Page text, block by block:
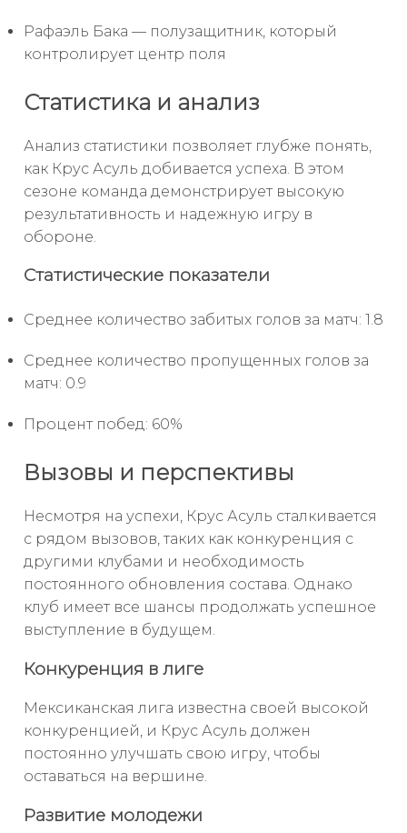
Рафаэль Бака — полузащитник, который
контролирует центр поля
Статистика и анализ
Анализ статистики позволяет глубже понять,
как Крус Асуль добивается успеха. В этом
сезоне команда демонстрирует высокую
результативность и надежную игру в
обороне.
Статистические показатели
Среднее количество забитых голов за матч: 1.8
Среднее количество пропущенных голов за
матч: 0.9
Процент побед: 60%
Вызовы и перспективы
Несмотря на успехи, Крус Асуль сталкивается
с рядом вызовов, таких как конкуренция с
другими клубами и необходимость
постоянного обновления состава. Однако
клуб имеет все шансы продолжать успешное
выступление в будущем.
Конкуренция в лиге
Мексиканская лига известна своей высокой
конкуренцией, и Крус Асуль должен
постоянно улучшать свою игру, чтобы
оставаться на вершине.
Развитие молодежи